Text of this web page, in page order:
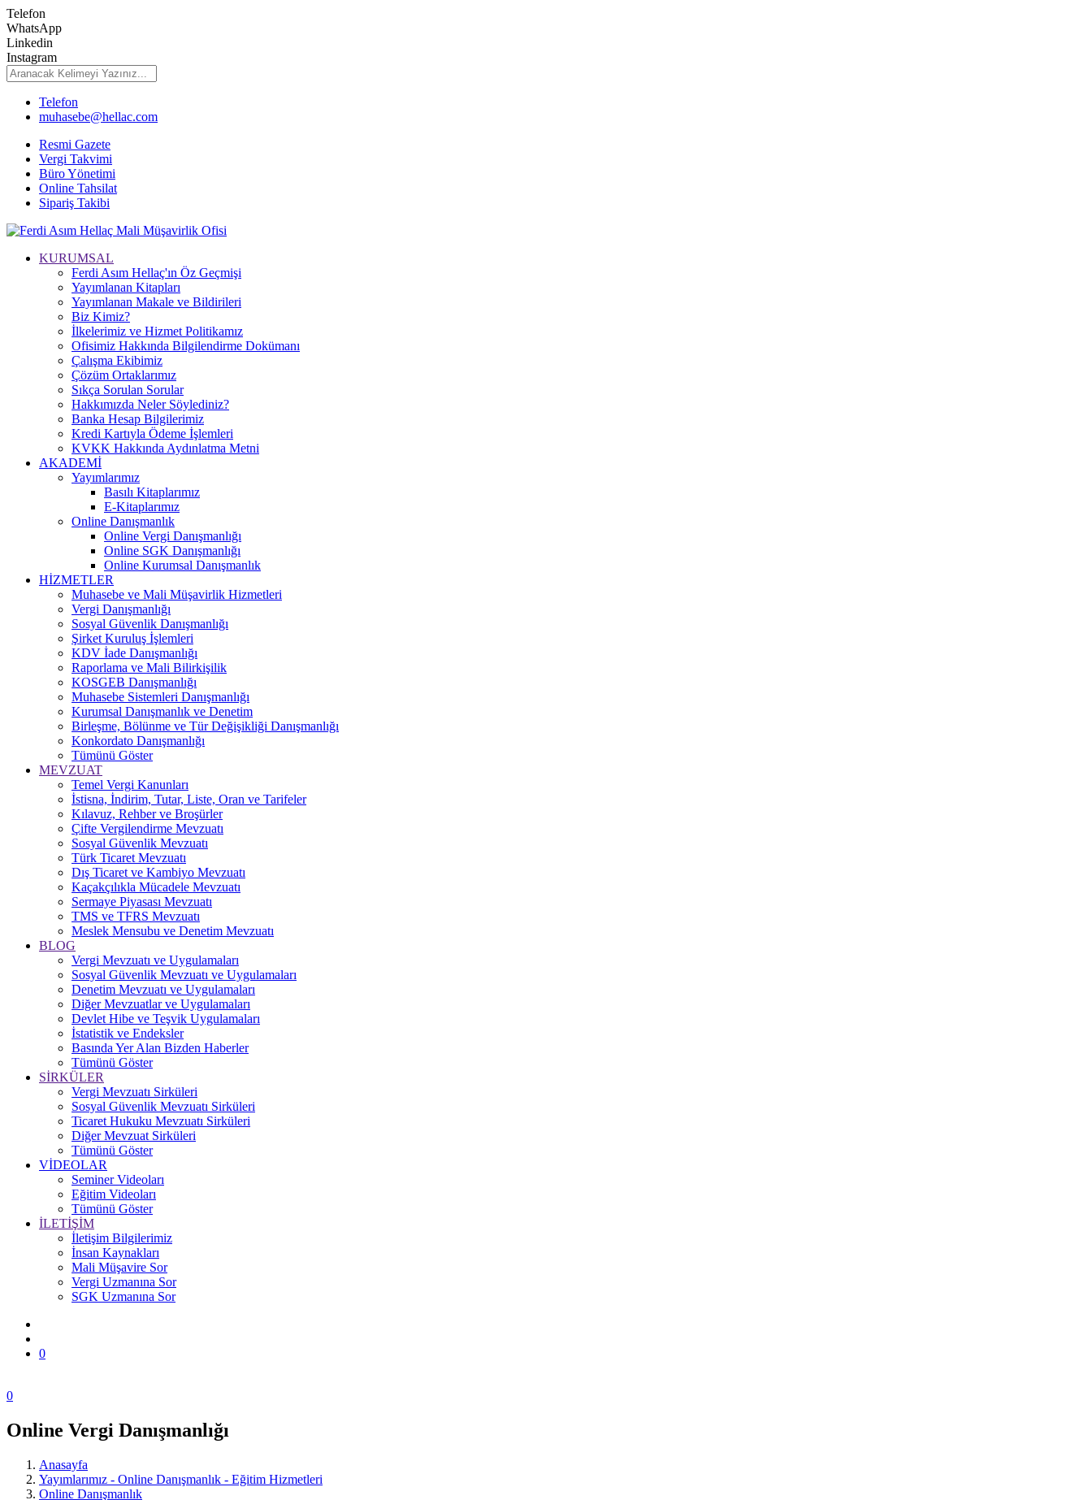
Telefon
WhatsApp
Linkedin
Instagram
Telefon
muhasebe@hellac.com
Resmi Gazete
Vergi Takvimi
Büro Yönetimi
Online Tahsilat
Sipariş Takibi
KURUMSAL
Ferdi Asım Hellaç'ın Öz Geçmişi
Yayımlanan Kitapları
Yayımlanan Makale ve Bildirileri
Biz Kimiz?
İlkelerimiz ve Hizmet Politikamız
Ofisimiz Hakkında Bilgilendirme Dokümanı
Çalışma Ekibimiz
Çözüm Ortaklarımız
Sıkça Sorulan Sorular
Hakkımızda Neler Söylediniz?
Banka Hesap Bilgilerimiz
Kredi Kartıyla Ödeme İşlemleri
KVKK Hakkında Aydınlatma Metni
AKADEMİ
Yayımlarımız
Basılı Kitaplarımız
E-Kitaplarımız
Online Danışmanlık
Online Vergi Danışmanlığı
Online SGK Danışmanlığı
Online Kurumsal Danışmanlık
HİZMETLER
Muhasebe ve Mali Müşavirlik Hizmetleri
Vergi Danışmanlığı
Sosyal Güvenlik Danışmanlığı
Şirket Kuruluş İşlemleri
KDV İade Danışmanlığı
Raporlama ve Mali Bilirkişilik
KOSGEB Danışmanlığı
Muhasebe Sistemleri Danışmanlığı
Kurumsal Danışmanlık ve Denetim
Birleşme, Bölünme ve Tür Değişikliği Danışmanlığı
Konkordato Danışmanlığı
Tümünü Göster
MEVZUAT
Temel Vergi Kanunları
İstisna, İndirim, Tutar, Liste, Oran ve Tarifeler
Kılavuz, Rehber ve Broşürler
Çifte Vergilendirme Mevzuatı
Sosyal Güvenlik Mevzuatı
Türk Ticaret Mevzuatı
Dış Ticaret ve Kambiyo Mevzuatı
Kaçakçılıkla Mücadele Mevzuatı
Sermaye Piyasası Mevzuatı
TMS ve TFRS Mevzuatı
Meslek Mensubu ve Denetim Mevzuatı
BLOG
Vergi Mevzuatı ve Uygulamaları
Sosyal Güvenlik Mevzuatı ve Uygulamaları
Denetim Mevzuatı ve Uygulamaları
Diğer Mevzuatlar ve Uygulamaları
Devlet Hibe ve Teşvik Uygulamaları
İstatistik ve Endeksler
Basında Yer Alan Bizden Haberler
Tümünü Göster
SİRKÜLER
Vergi Mevzuatı Sirküleri
Sosyal Güvenlik Mevzuatı Sirküleri
Ticaret Hukuku Mevzuatı Sirküleri
Diğer Mevzuat Sirküleri
Tümünü Göster
VİDEOLAR
Seminer Videoları
Eğitim Videoları
Tümünü Göster
İLETİŞİM
İletişim Bilgilerimiz
İnsan Kaynakları
Mali Müşavire Sor
Vergi Uzmanına Sor
SGK Uzmanına Sor
0
0
Zonguldak
Ereğli
Online Vergi Danışmanlığı
Anasayfa
Yayımlarımız - Online Danışmanlık - Eğitim Hizmetleri
Online Danışmanlık